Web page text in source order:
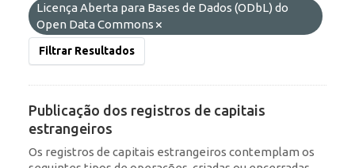
Licença Aberta para Bases de Dados (ODbL) do
Open Data Commons
Filtrar Resultados
Publicação dos registros de capitais
estrangeiros
Os registros de capitais estrangeiros contemplam os